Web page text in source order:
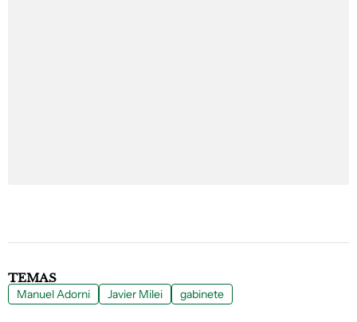
TEMAS
Manuel Adorni Javier Milei gabinete